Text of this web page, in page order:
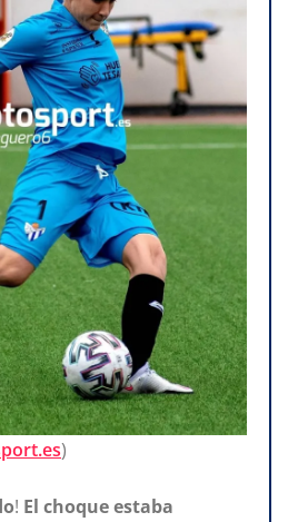
)
! El choque estaba